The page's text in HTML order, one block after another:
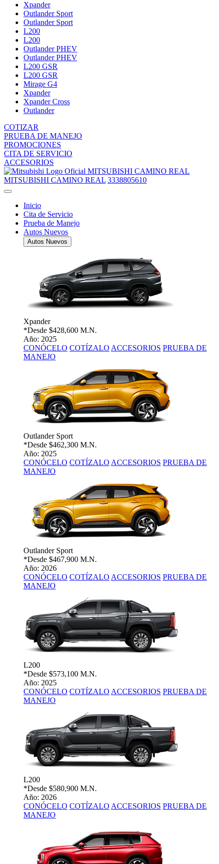
Xpander
Outlander Sport
Outlander Sport
L200
L200
Outlander PHEV
Outlander PHEV
L200 GSR
L200 GSR
Mirage G4
Xpander
Xpander Cross
Outlander
COTIZAR
PRUEBA DE MANEJO
PROMOCIONES
CITA DE SERVICIO
ACCESORIOS
MITSUBISHI CAMINO REAL
MITSUBISHI CAMINO REAL 3338805610
Inicio
Cita de Servicio
Prueba de Manejo
Autos Nuevos
Autos Nuevos
Xpander
*Desde $428,600 M.N.
Año: 2025
CONÓCELO COTÍZALO ACCESORIOS PRUEBA DE
MANEJO
Outlander Sport
*Desde $462,300 M.N.
Año: 2025
CONÓCELO COTÍZALO ACCESORIOS PRUEBA DE
MANEJO
Outlander Sport
*Desde $467,900 M.N.
Año: 2026
CONÓCELO COTÍZALO ACCESORIOS PRUEBA DE
MANEJO
L200
*Desde $573,100 M.N.
Año: 2025
CONÓCELO COTÍZALO ACCESORIOS PRUEBA DE
MANEJO
L200
*Desde $580,900 M.N.
Año: 2026
CONÓCELO COTÍZALO ACCESORIOS PRUEBA DE
MANEJO